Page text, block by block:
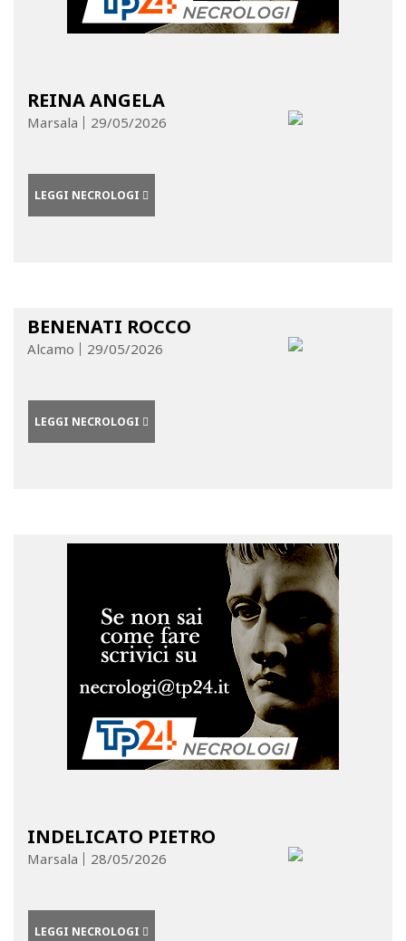
REINA ANGELA
Marsala 29/05/2026
LEGGI NECROLOGI
BENENATI ROCCO
Alcamo 29/05/2026
LEGGI NECROLOGI
INDELICATO PIETRO
Marsala 28/05/2026
LEGGI NECROLOGI